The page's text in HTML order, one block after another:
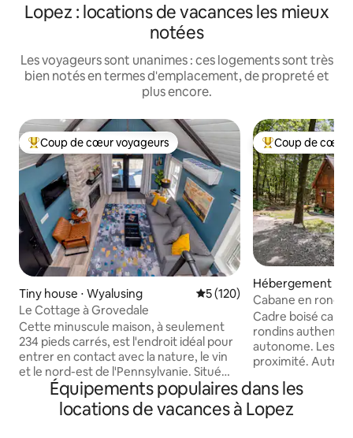
Lopez : locations de vacances les mieux
notées
Les voyageurs sont unanimes : ces logements sont très
bien notés en termes d'emplacement, de propreté et
plus encore.
Coups de cœur voyageurs les plus appréciés
Coup de cœur voyageurs
Tiny house ⋅ Wyalusing Évaluation moyenne sur la
5 (120)
Le Cottage à Grovedale
Cette minuscule maison, à seulement
234 pieds carrés, est l'endroit idéal pour
entrer en contact avec la nature, le vin
et le nord-est de l'Pennsylvanie. Situé
sur la ferme historique de Grovedale,
vous avez accès au domaine viticole et à
la propriété. Il dispose d'équipements
Coups de cœur
Coup de cœur
Hébergement ⋅
en
Cabane en
et rustique dans
Cadre boisé
rondins
autonome. Les
proximité. Autres
1/2 mile passe
chemin de la
lentement ! *
Équipements populaires dans les
locations de vacances à Lopez